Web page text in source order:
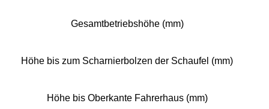
Gesamtbetriebshöhe (mm)
Höhe bis zum Scharnierbolzen der Schaufel (mm)
Höhe bis Oberkante Fahrerhaus (mm)